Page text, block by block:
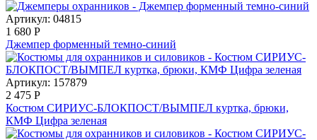
Артикул: 04815
1 680 Р
Джемпер форменный темно-синий
Артикул: 157879
2 475 Р
Костюм СИРИУС-БЛОКПОСТ/ВЫМПЕЛ куртка, брюки,
КМФ Цифра зеленая